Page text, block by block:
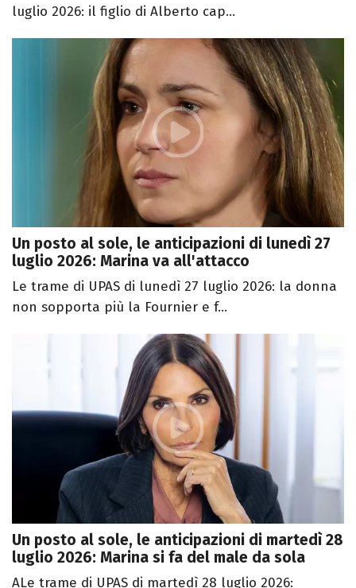
luglio 2026: il figlio di Alberto cap...
Un posto al sole, le anticipazioni di lunedì 27
luglio 2026: Marina va all'attacco
Le trame di UPAS di lunedì 27 luglio 2026: la donna
non sopporta più la Fournier e f...
Un posto al sole, le anticipazioni di martedì 28
luglio 2026: Marina si fa del male da sola
ALe trame di UPAS di martedì 28 luglio 2026: